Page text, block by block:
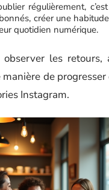
régulièrement,
créer une
quotidien numérique.
observer les
de progresser
Instagram.